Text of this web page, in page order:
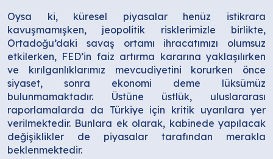
Oysa ki, küresel piyasalar henüz istikrara
kavuşmamışken, jeopolitik risklerimizle birlikte,
Ortadoğu’daki savaş ortamı ihracatımızı olumsuz
etkilerken, FED’in faiz artırma kararına yaklaşılırken
ve kırılganlıklarımız mevcudiyetini korurken önce
siyaset, sonra ekonomi deme lüksümüz
bulunmamaktadır. Üstüne üstlük, uluslararası
raporlamalarda da Türkiye için kritik uyarılara yer
verilmektedir. Bunlara ek olarak, kabinede yapılacak
değişiklikler de piyasalar tarafından merakla
beklenmektedir.